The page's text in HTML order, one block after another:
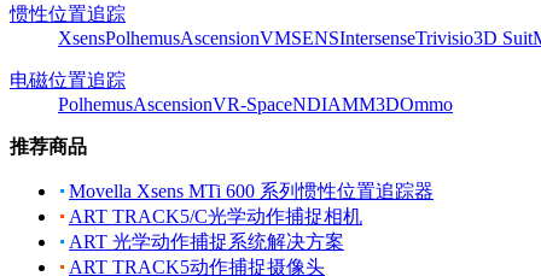
惯性位置追踪
XsensPolhemusAscensionVMSENSIntersenseTrivisio3D Suit
电磁位置追踪
PolhemusAscensionVR-SpaceNDIAMM3DOmmo
推荐商品
Movella Xsens MTi 600 系列惯性位置追踪器
ART TRACK5/C光学动作捕捉相机
ART 光学动作捕捉系统解决方案
ART TRACK5动作捕捉摄像头